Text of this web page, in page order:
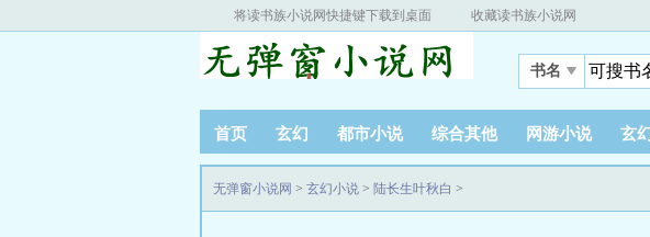
将读书族小说网快捷键下载到桌面 收藏读书族小说网
书名
首页 玄幻 都市小说 综合其他 网游小说 玄
无弹窗小说网 > 玄幻小说 > 陆长生叶秋白 >